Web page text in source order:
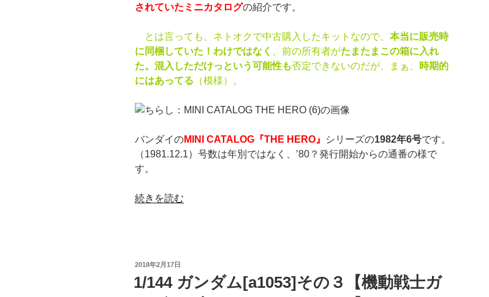
ン
ム：
旧
キ
ッ
フ
ー
ス
ト】”
されていたミニカタログの紹介です。
とは言っても、ネトオクで中古購入したキットなので、 本当に販売時
に同梱していた！わけではなく
、前の所有者がたまたまこの箱に入れ
た。混入しただけっという可能性も否定できないのだが、まぁ、
時期的
にはあってる （模様）。
バンダイのMINI CATALOG『THE HERO』 シリーズの1982年6号です。
（1981.12.1）号数は年別ではなく、’80？発行開始からの通番の様で
す。
“『MINI
1/144
ガ
続きを読む
投
日:
2018年2月17日
1/144 ガンダム[a1053]その３【機動戦士ガ